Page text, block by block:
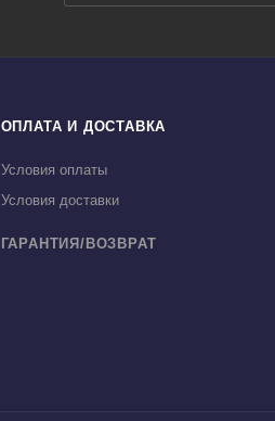
ОПЛАТА И ДОСТАВКА
Условия оплаты
Условия доставки
ГАРАНТИЯ/ВОЗВРАТ